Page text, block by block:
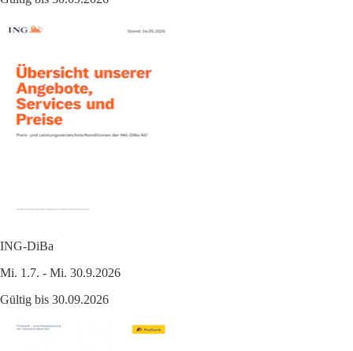
ING-DiBa
Mi. 1.7. - Mi. 30.9.2026
Gültig bis 30.09.2026